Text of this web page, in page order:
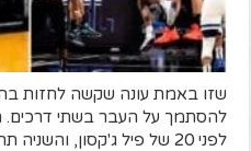
שזו באמת עונה שקשה לחזות
לפני 20 של פיל ג'קסון,